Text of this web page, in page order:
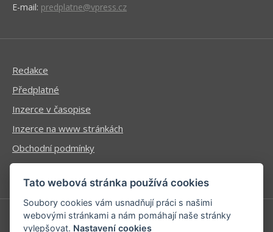
E-mail: predplatne@vpress.cz
Redakce
Předplatné
Inzerce v časopise
Inzerce na www stránkách
Obchodní podmínky
Ochrana osobních údajů
Tato webová stránka používá cookies
Soubory cookies vám usnadňují práci s našimi
webovými stránkami a nám pomáhají naše stránky
vylepšovat. Nastavení cookies